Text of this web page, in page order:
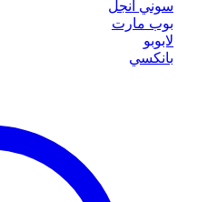
سوني انجل
بوب مارت
لابوبو
بانكسي